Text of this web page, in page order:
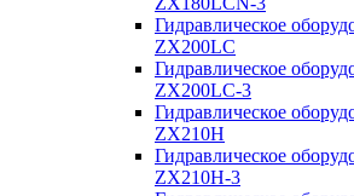
Гидравлическое
ZX200LC
Гидравлическое
ZX200LC-3
Гидравлическое
ZX210H
Гидравлическое
ZX210H-3